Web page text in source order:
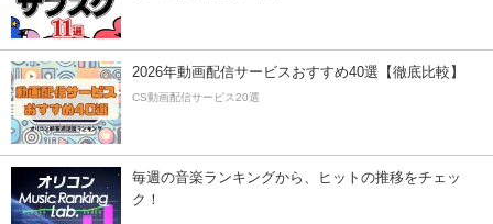
2026年動画配信サービスおすすめ40選【徹底比較】
CS動画配信サービス20選
毎週の音楽ランキングから、ヒットの推移をチェッ
ク！